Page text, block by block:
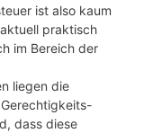
ist also kaum
praktisch
im Bereich der
liegen die
dass diese